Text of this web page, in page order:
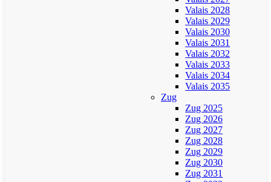
Valais 2028
Valais 2029
Valais 2030
Valais 2031
Valais 2032
Valais 2033
Valais 2034
Valais 2035
Zug
Zug 2025
Zug 2026
Zug 2027
Zug 2028
Zug 2029
Zug 2030
Zug 2031